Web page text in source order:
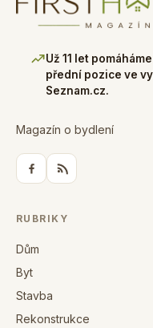
Už 11 let
přední pozice ve
Seznam.cz.
Magazín o bydlení
RUBRIKY
Dům
Byt
Stavba
Rekonstrukce